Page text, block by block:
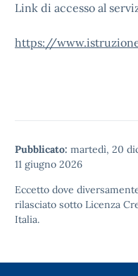
Link di accesso al
https://
Pubblicato: martedì, 20
11 giugno 2026
Eccetto dove
rilasciato sotto Licenza
Italia.